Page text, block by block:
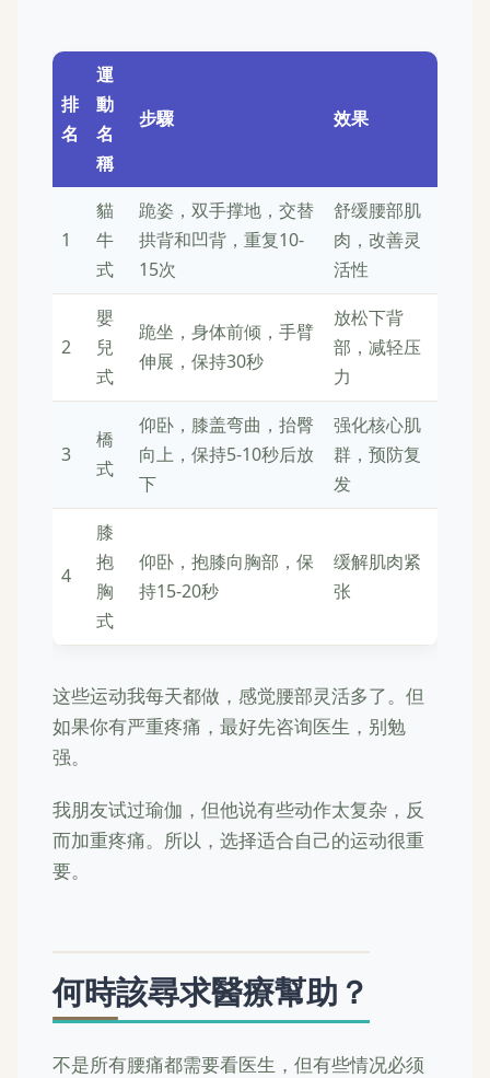
排
名
運
動
名
稱
步驟 效果
1
貓
牛
式
跪姿，双手撑地，交替
拱背和凹背，重复10-
15次
舒缓腰部肌
肉，改善灵
活性
2
嬰
兒
式
跪坐，身体前倾，手臂
伸展，保持30秒
放松下背
部，减轻压
力
3
橋
式
仰卧，膝盖弯曲，抬臀
向上，保持5-10秒后放
下
强化核心肌
群，预防复
发
4
膝
抱
胸
式
仰卧，抱膝向胸部，保
持15-20秒
缓解肌肉紧
张
这些运动我每天都做，感觉腰部灵活多了。但
如果你有严重疼痛，最好先咨询医生，别勉
强。
我朋友试过瑜伽，但他说有些动作太复杂，反
而加重疼痛。所以，选择适合自己的运动很重
要。
何時該尋求醫療幫助？
不是所有腰痛都需要看医生，但有些情况必须